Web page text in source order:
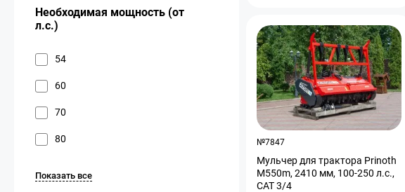
Необходимая мощность (от
л.с.)
54
60
70
80
Показать все
№7847
Мульчер для трактора Prinoth
M550m, 2410 мм, 100-250 л.с.,
CAT 3/4